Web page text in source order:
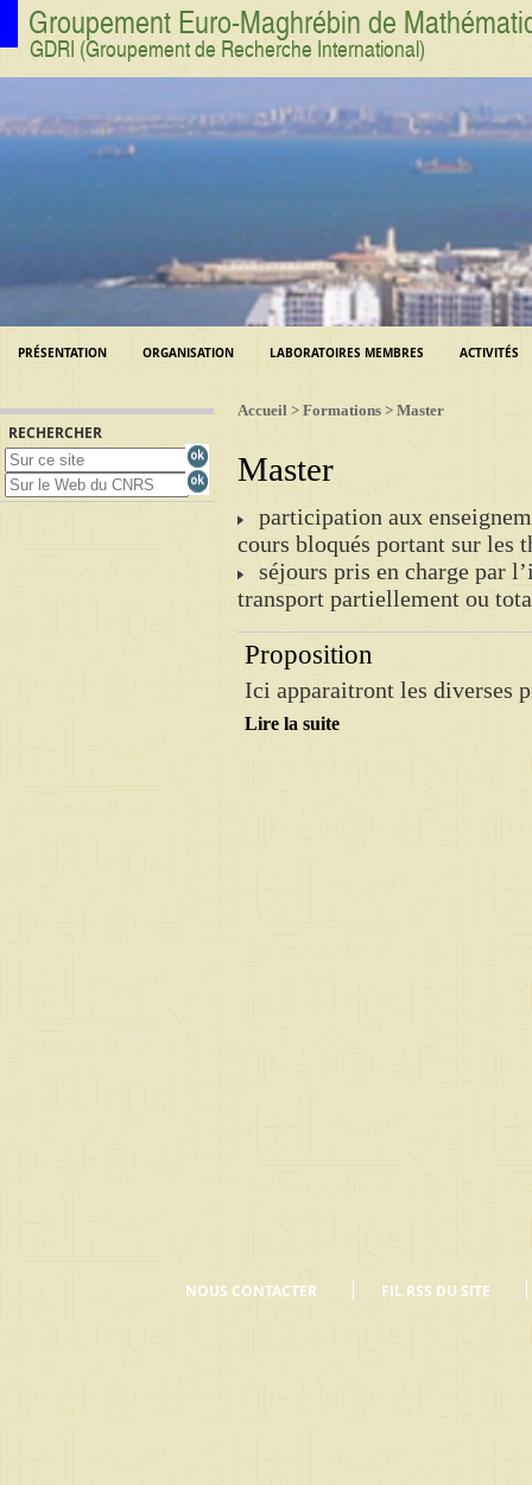
Groupement Euro-Maghrébin de
GDRI (Groupement de Recherche International)
PRÉSENTATION ORGANISATION LABORATOIRES MEMBRES ACTIVITÉS
RECHERCHER
Accueil > Formations > Master
Master
participation aux
cours bloqués portant sur les
séjours pris en charge par
transport partiellement ou
Proposition
Ici apparaitront les diverses
Lire la suite
NOUS CONTACTER FIL RSS DU SITE